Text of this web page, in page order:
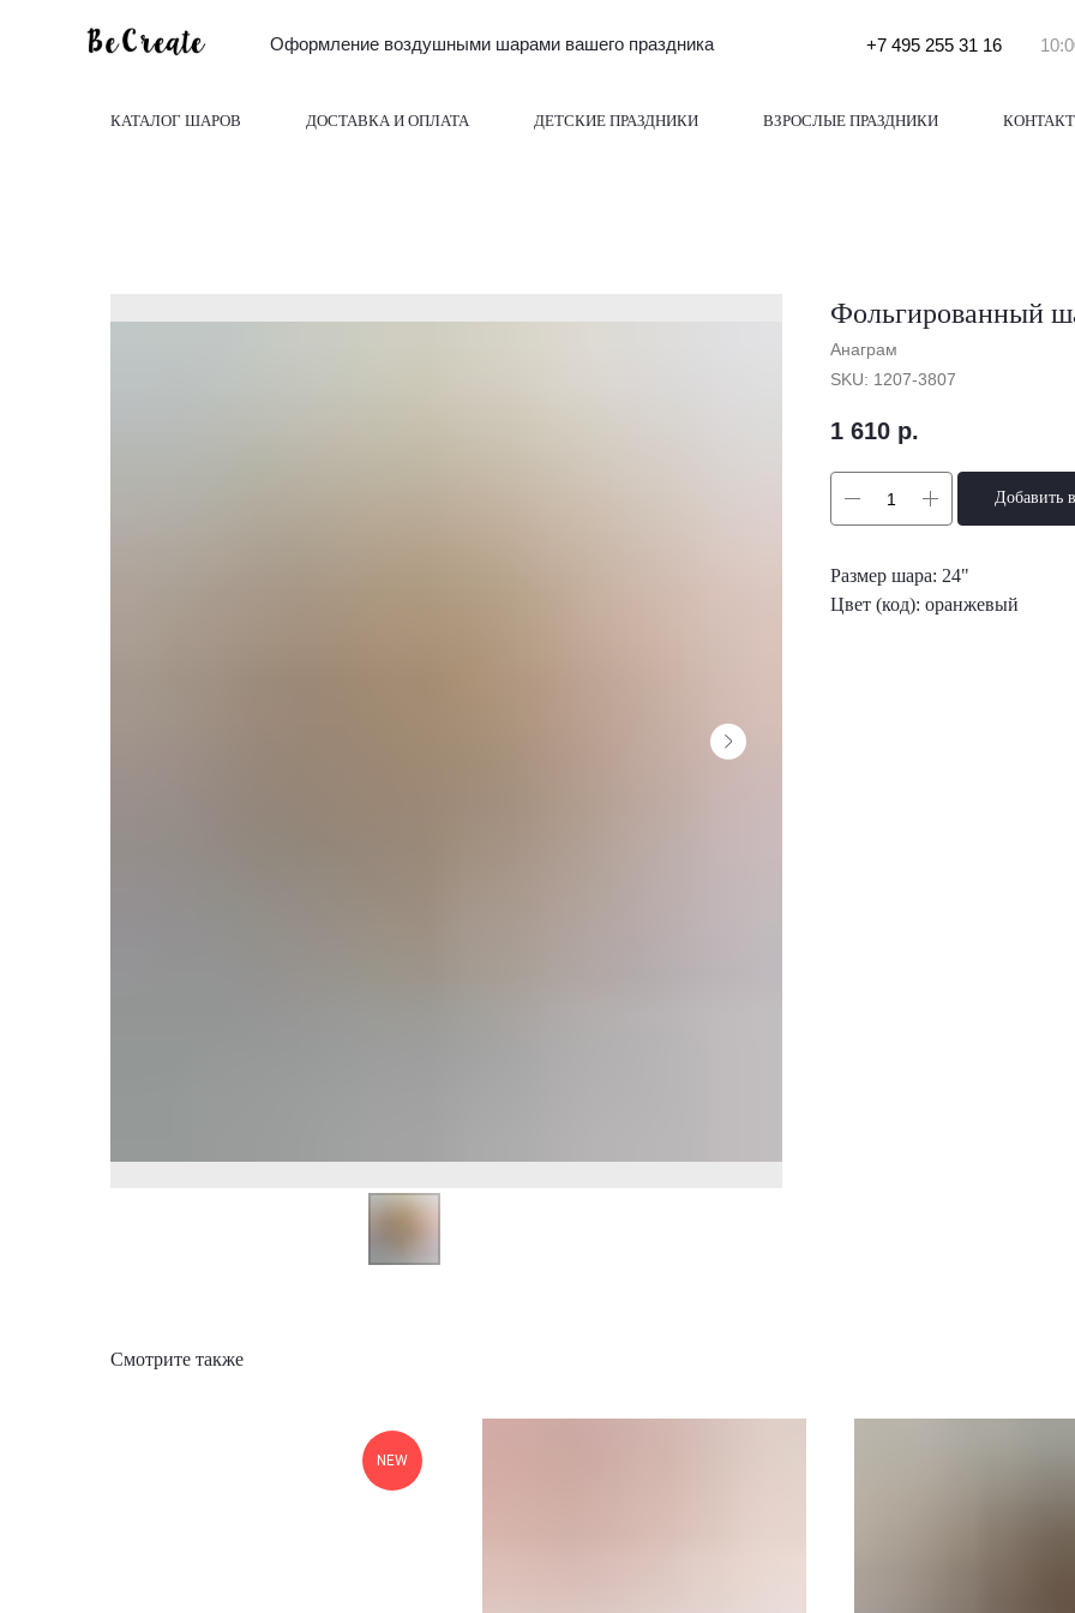
Оформление воздушными шарами вашего праздника +7 495 255 31 16
КАТАЛОГ ШАРОВ ДОСТАВКА И ОПЛАТА ДЕТСКИЕ ПРАЗДНИКИ ВЗРОСЛЫЕ ПРАЗДНИКИ
Фольгированный
Анаграм
SKU: 1207-3807
1 610 р.
Добавить
Размер шара: 24"
Цвет (код): оранжевый
Смотрите также
NEW